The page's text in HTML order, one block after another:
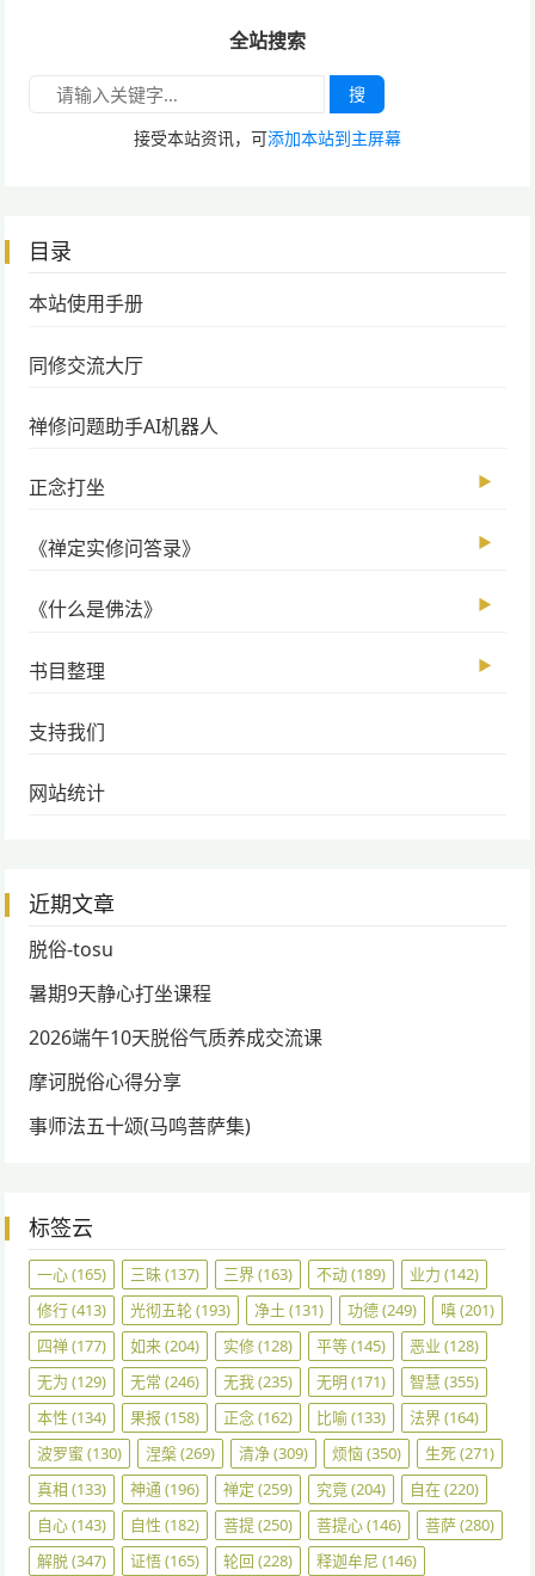
全站搜索
搜
接受本站资讯，可添加本站到主屏幕
目录
本站使用手册
同修交流大厅
禅修问题助手AI机器人
正念打坐 ▶
《禅定实修问答录》 ▶
《什么是佛法》 ▶
书目整理 ▶
支持我们
网站统计
近期文章
脱俗-tosu
暑期9天静心打坐课程
2026端午10天脱俗气质养成交流课
摩诃脱俗心得分享
事师法五十颂(马鸣菩萨集)
标签云
一心(165) 三昧(137) 三界(163) 不动(189) 业力 (142)
修行(413) 光彻五轮(193) 净土 (131) 功德(249) 嗔(201)
四禅(177) 如来(204) 实修(128) 平等(145) 恶业 (128)
无为 (129) 无常 (246) 无我(235) 无明 (171) 智慧 (355)
本性 (134) 果报 (158) 正念(162) 比喻(133) 法界(164)
波罗蜜 (130) 涅槃(269) 清净(309) 烦恼(350) 生死(271)
真相 (133) 神通 (196) 禅定 (259) 究竟(204) 自在(220)
自心(143) 自性 (182) 菩提(250) 菩提心(146) 菩萨(280)
解脱(347) 证悟(165) 轮回 (228) 释迦牟尼 (146)